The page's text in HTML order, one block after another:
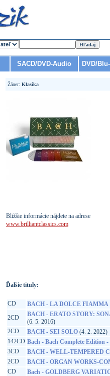
SACD/DVD-Audio DVD/
Žáner: Klasika
Bližšie informácie nájdete na adrese
www.brilliantclassics.com
Ďalšie tituly:
CD BACH - LA DOLCE FIAMMA
2CD
BACH - ERATO STORY:
(6. 5. 2016)
2CD
BACH - SEI SOLO (4. 2. 2022)
142CD Bach - Bach Complete Edition
3CD
BACH - WELL-TEMPERED
2CD
BACH - ORGAN WORKS-
CD
Bach - GOLDBERG